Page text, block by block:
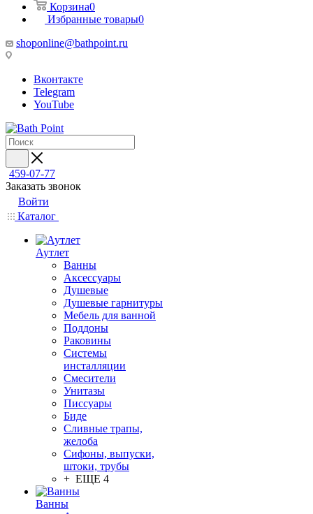
Корзина0
Избранные товары0
shoponline@bathpoint.ru
Вконтакте
Telegram
YouTube
459-07-77
Заказать звонок
Войти
Каталог
Аутлет
Ванны
Аксессуары
Душевые
Душевые гарнитуры
Мебель для ванной
Поддоны
Раковины
Системы
инсталляции
Смесители
Унитазы
Писсуары
Биде
Сливные трапы,
желоба
Сифоны, выпуски,
штоки, трубы
+ ЕЩЕ 4
Ванны